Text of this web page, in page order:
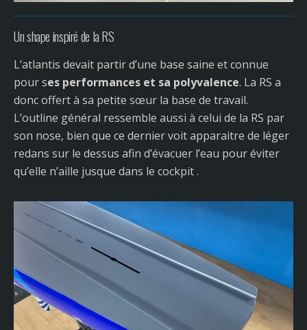
Un shape inspiré de la RS
L’atlantis devait partir d’une base saine et connue
pour ses performances et sa polyvalence. La RS a
donc offert à sa petite sœur la base de travail.
L’outline général ressemble aussi à celui de la RS par
son nose, bien que ce dernier voit apparaitre de léger
redans sur le dessus afin d’évacuer l’eau pour éviter
qu’elle n’aille jusque dans le cockpit .